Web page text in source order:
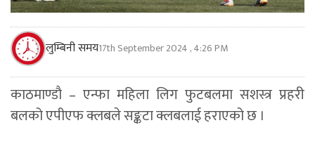
लुम्बिनी समय17th September 2024 , 4:26 PM
काठमाण्डाै – एन्फा महिला लिग फुटबलमा सशस्त्र प्रहरी
बलको एपीएफ क्लबले सङ्कटा क्लबलाई हराएको छ ।